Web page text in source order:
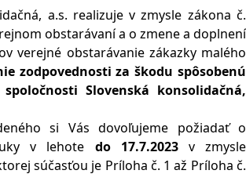
a.s. realizuje v zmysle zákona č.
obstarávaní a o zmene a doplnení
verejné obstarávanie zákazky malého
zodpovednosti za škodu spôsobenú
Slovenská konsolidačná,
si Vás dovoľujeme požiadať o
v lehote do 17.7.2023v zmysle
súčasťou je Príloha č. 1 až Príloha č.